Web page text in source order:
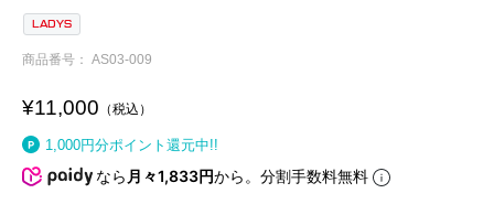
LADYS
商品番号 AS03-009
¥11,000 税込
1,000円分ポイント還元中!!
なら 月々1,833円から。分割手数料無料